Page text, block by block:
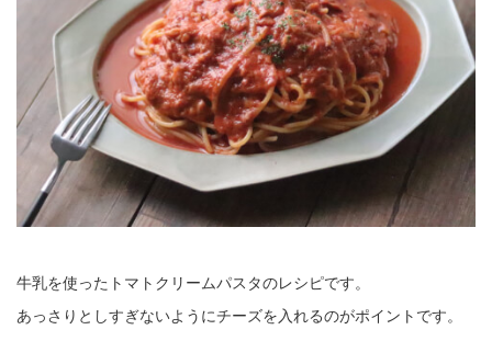
牛乳を使ったトマトクリームパスタのレシピです。
あっさりとしすぎないようにチーズを入れるのがポイントです。